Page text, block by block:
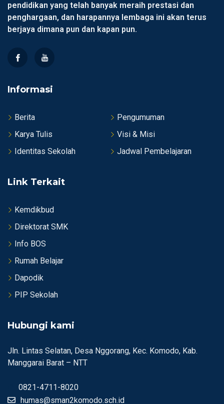
pendidikan yang telah banyak meraih prestasi dan
penghargaan, dan harapannya lembaga ini akan terus
berjaya dimana pun dan kapan pun.
Informasi
Berita
Pengumuman
Karya Tulis
Visi & Misi
Identitas Sekolah
Jadwal Pembelajaran
Link Terkait
Kemdikbud
Direktorat SMK
Info BOS
Rumah Belajar
Dapodik
PIP Sekolah
Hubungi kami
Jln. Lintas Selatan, Desa Nggorang, Kec. Komodo, Kab.
Manggarai Barat – NTT
0821-4711-8020
humas@sman2komodo.sch.id